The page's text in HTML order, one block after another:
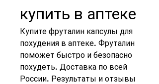
купить в аптеке
Купите фруталин капсулы для
похудения в аптеке. Фруталин
поможет быстро и безопасно
похудеть. Доставка по всей
России. Результаты и отзывы